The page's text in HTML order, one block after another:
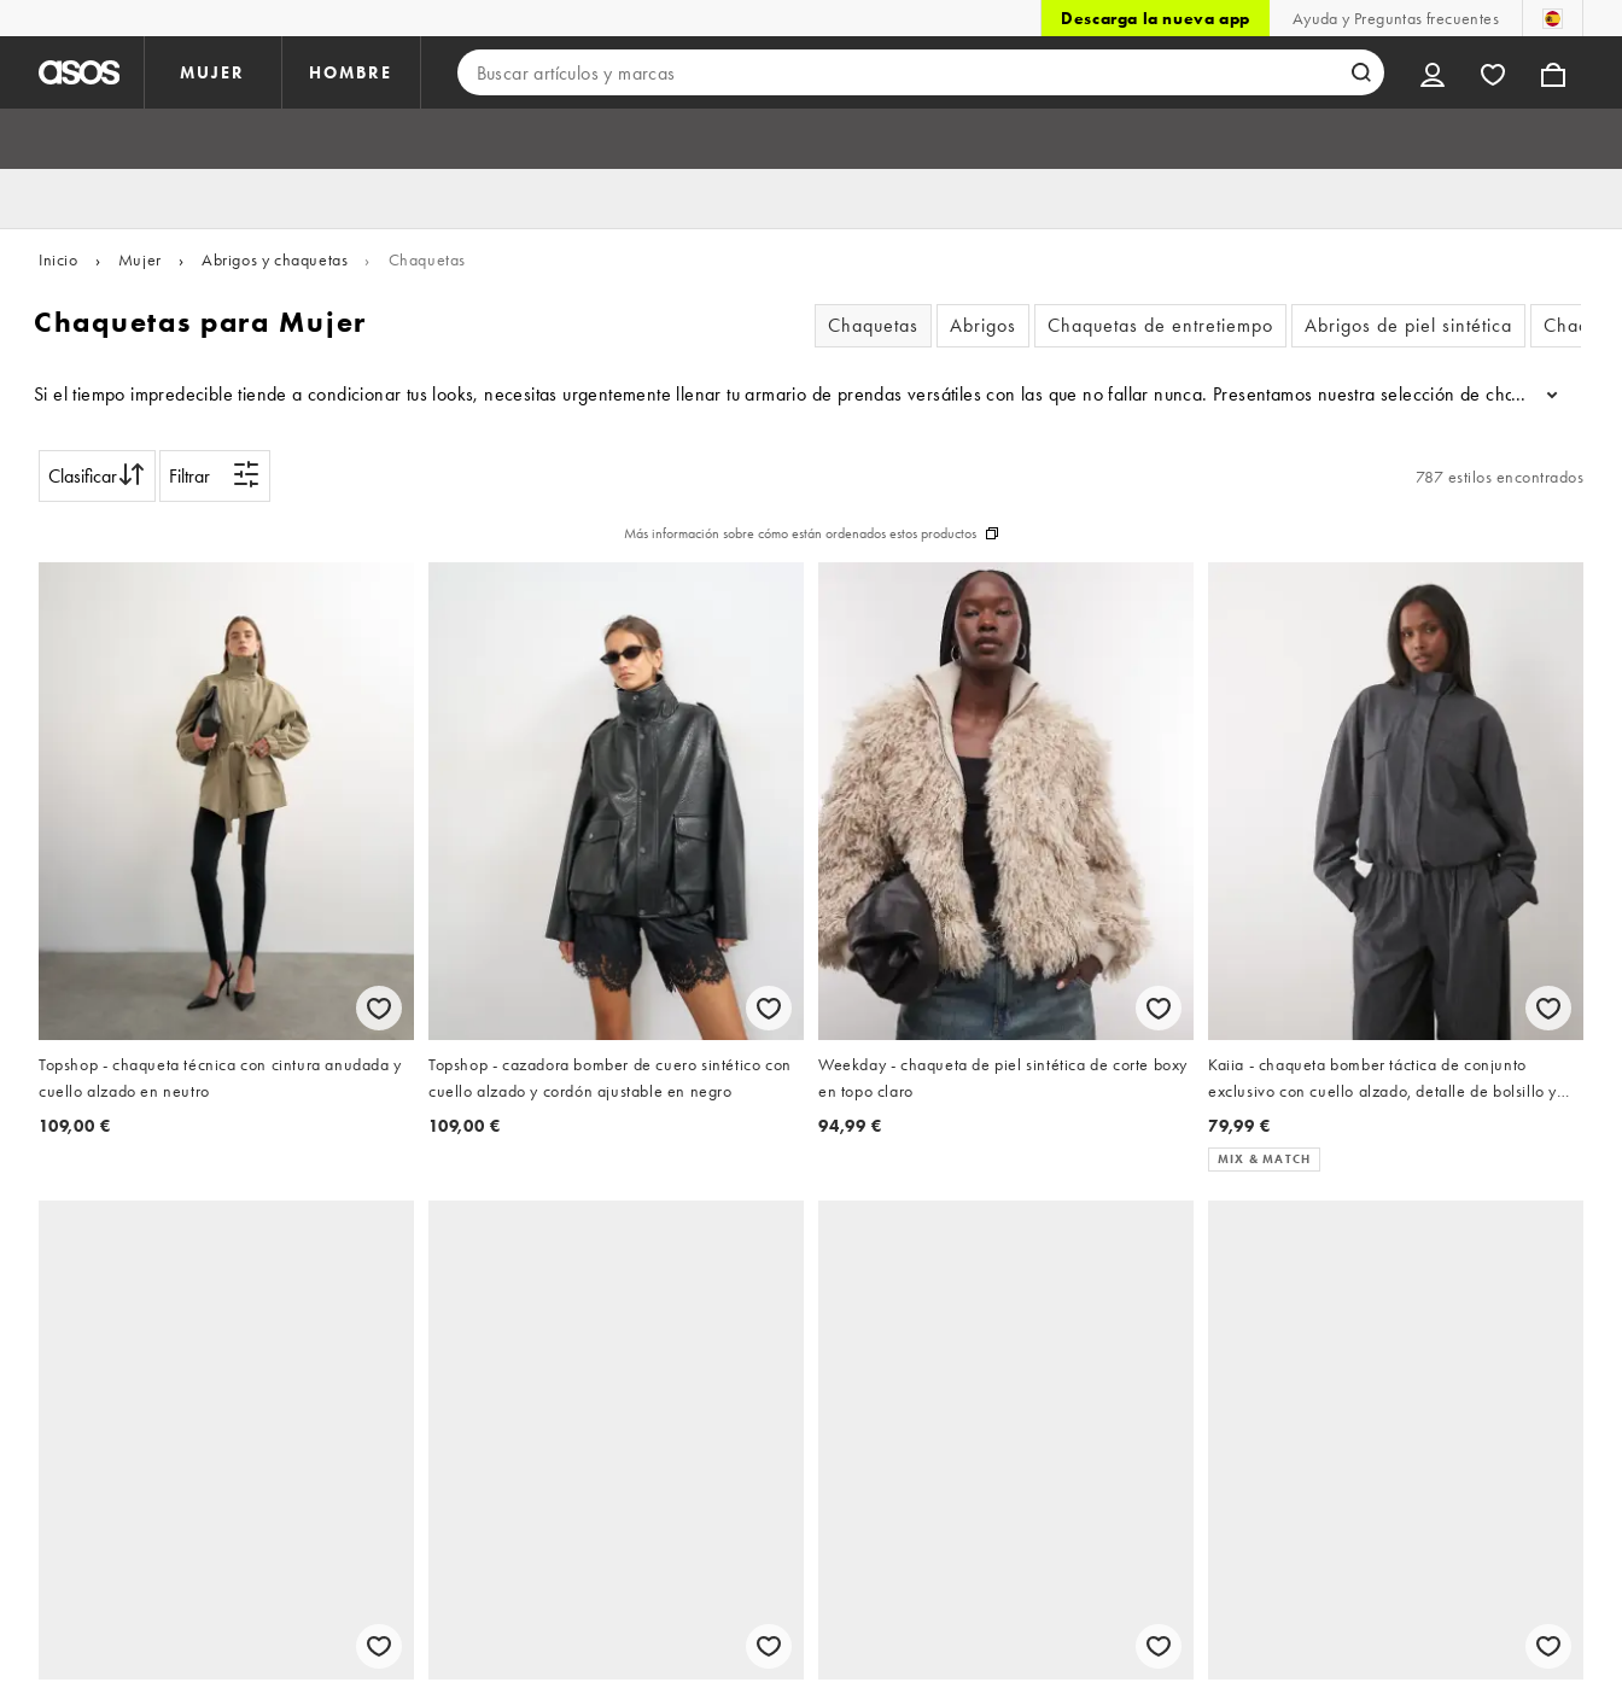
Descarga la nueva app Ayuda y Preguntas frecuentes
MUJER HOMBRE
Inicio › Mujer › Abrigos y chaquetas › Chaquetas
Chaquetas para Mujer Chaquetas Abrigos Chaquetas de entretiempo Abrigos de piel sintética
Si el tiempo impredecible tiende a condicionar tus looks, necesitas urgentemente llenar tu armario de prendas versátiles con las que no fallar nunca. Presentamos nuestra selección de chaquetas
...
Clasificar Filtrar 787 estilos encontrados
Más información sobre cómo están ordenados estos productos
Topshop - chaqueta técnica con cintura anudada y
cuello alzado en neutro
109,00 €
Topshop - cazadora bomber de cuero sintético con
cuello alzado y cordón ajustable en negro
109,00 €
Weekday - chaqueta de piel sintética de corte boxy
en topo claro
94,99 €
Kaiia - chaqueta bomber táctica de conjunto
exclusivo con cuello alzado, detalle de bolsillo y
cintura ajustada en gris carbón
79,99 €
MIX & MATCH